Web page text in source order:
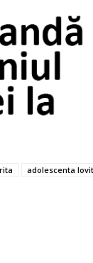
adolescenta